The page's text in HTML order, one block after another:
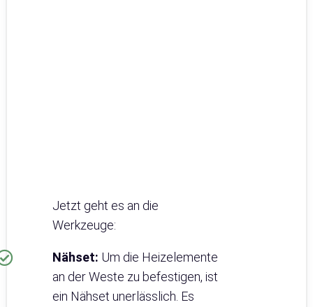
Jetzt geht es an die
Werkzeuge:
Nähset: Um die Heizelemente
an der Weste zu befestigen, ist
ein Nähset unerlässlich. Es